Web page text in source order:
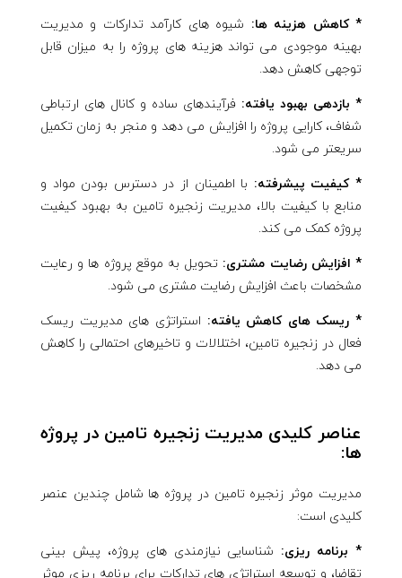
* کاهش هزینه ها: شیوه های کارآمد تدارکات و مدیریت
بهینه موجودی می تواند هزینه های پروژه را به میزان قابل
توجهی کاهش دهد.
* بازدهی بهبود یافته: فرآیندهای ساده و کانال های ارتباطی
شفاف، کارایی پروژه را افزایش می دهد و منجر به زمان تکمیل
سریعتر می شود.
* کیفیت پیشرفته: با اطمینان از در دسترس بودن مواد و
منابع با کیفیت بالا، مدیریت زنجیره تامین به بهبود کیفیت
پروژه کمک می کند.
* افزایش رضایت مشتری: تحویل به موقع پروژه ها و رعایت
مشخصات باعث افزایش رضایت مشتری می شود.
* ریسک های کاهش یافته: استراتژی های مدیریت ریسک
فعال در زنجیره تامین، اختلالات و تاخیرهای احتمالی را کاهش
می دهد.
عناصر کلیدی مدیریت زنجیره تامین در پروژه
ها:
مدیریت موثر زنجیره تامین در پروژه ها شامل چندین عنصر
کلیدی است:
* برنامه ریزی: شناسایی نیازمندی های پروژه، پیش بینی
تقاضا، و توسعه استراتژی های تدارکات برای برنامه ریزی موثر